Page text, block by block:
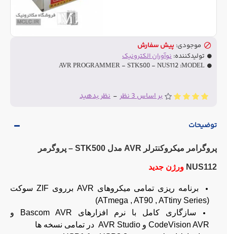
بر اساس 3 نظر - نظر بدهید
موجودی: پیش سفارش
تولیدکننده: نوآوران الکترونیک
MODEL:
AVR PROGRAMMER - STK500 - NUS112
توضیحات
پروگرامر میکروکنترلر AVR مدل STK500 – پروگرمر
NUS112 ورژن جدید
برنامه ریزی تمامی میکروهای AVR برروی ZIF سوکت
(ATmega , AT90 , ATtiny Series)
سازگاری کامل با نرم افزارهای Bascom AVR و
CodeVision AVR و AVR Studio در تمامی نسخه ها